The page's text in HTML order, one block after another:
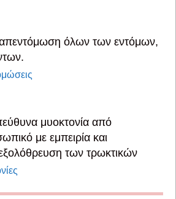
όλων των εντόμων,
μυοκτονία από
με εμπειρία και
των τρωκτικών